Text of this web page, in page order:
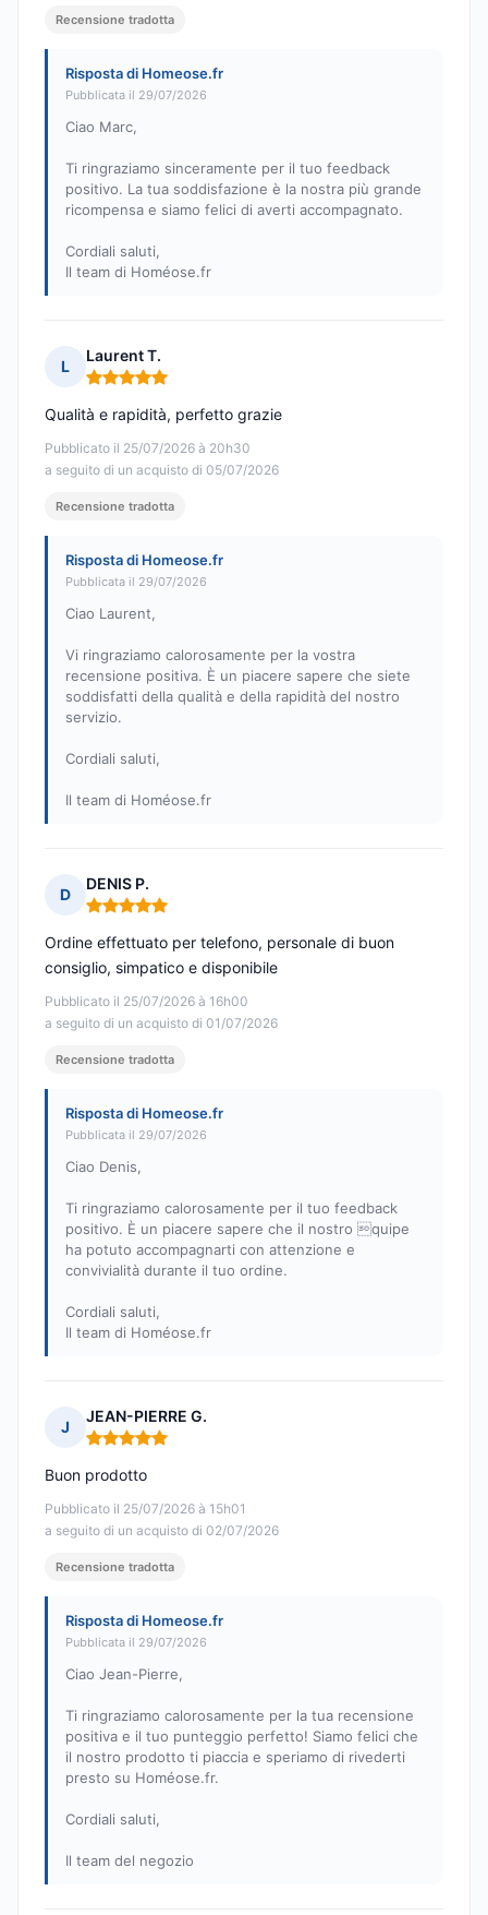
Recensione tradotta
Risposta di Homeose.fr
Pubblicata il 29/07/2026
Ciao Marc,
Ti ringraziamo sinceramente per il tuo feedback
positivo. La tua soddisfazione è la nostra più grande
ricompensa e siamo felici di averti accompagnato.
Cordiali saluti,
Il team di Homéose.fr
L
Laurent T.
Nota: 5 su 5
Pubblicato il 25/07/2026 à 20h30
a seguito di un acquisto di 05/07/2026
Qualità e rapidità, perfetto grazie
Recensione tradotta
Risposta di Homeose.fr
Pubblicata il 29/07/2026
Ciao Laurent,
Vi ringraziamo calorosamente per la vostra
recensione positiva. È un piacere sapere che siete
soddisfatti della qualità e della rapidità del nostro
servizio.
Cordiali saluti,
Il team di Homéose.fr
D
DENIS P.
Nota: 5 su 5
Pubblicato il 25/07/2026 à 16h00
a seguito di un acquisto di 01/07/2026
Ordine effettuato per telefono, personale di buon
consiglio, simpatico e disponibile
Recensione tradotta
Risposta di Homeose.fr
Pubblicata il 29/07/2026
Ciao Denis,
Ti ringraziamo calorosamente per il tuo feedback
positivo. È un piacere sapere che il nostro quipe
ha potuto accompagnarti con attenzione e
convivialità durante il tuo ordine.
Cordiali saluti,
Il team di Homéose.fr
J
JEAN-PIERRE G.
Nota: 5 su 5
Pubblicato il 25/07/2026 à 15h01
a seguito di un acquisto di 02/07/2026
Buon prodotto
Recensione tradotta
Risposta di Homeose.fr
Pubblicata il 29/07/2026
Ciao Jean-Pierre,
Ti ringraziamo calorosamente per la tua recensione
positiva e il tuo punteggio perfetto! Siamo felici che
il nostro prodotto ti piaccia e speriamo di rivederti
presto su Homéose.fr.
Cordiali saluti,
Il team del negozio